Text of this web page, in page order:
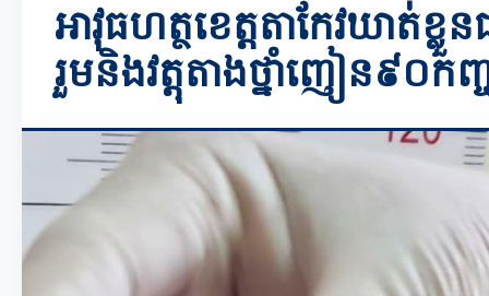
អាវុធហត្ថខេត្តតាកែវឃាត់ខ្
រួមនិងវត្តុតាងថ្នាំញៀន៩០ក